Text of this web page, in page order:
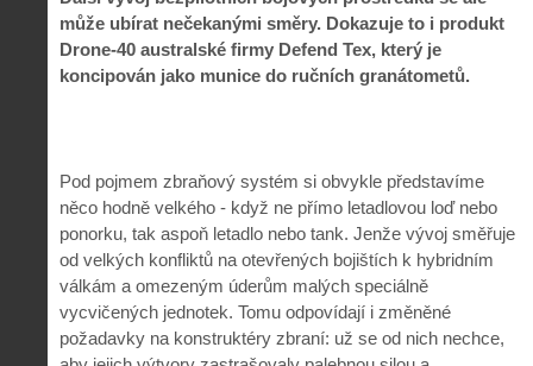
může ubírat nečekanými směry. Dokazuje to i produkt
Drone-40 australské firmy Defend Tex, který je
koncipován jako munice do ručních granátometů.
Pod pojmem zbraňový systém si obvykle představíme
něco hodně velkého - když ne přímo letadlovou loď nebo
ponorku, tak aspoň letadlo nebo tank. Jenže vývoj směřuje
od velkých konfliktů na otevřených bojištích k hybridním
válkám a omezeným úderům malých speciálně
vycvičených jednotek. Tomu odpovídají i změněné
požadavky na konstruktéry zbraní: už se od nich nechce,